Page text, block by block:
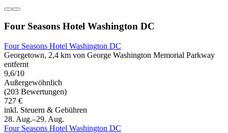
Four Seasons Hotel Washington DC
Four Seasons Hotel Washington DC
Georgetown, 2,4 km von George Washington Memorial Parkway
entfernt
9,6/10
Außergewöhnlich
(203 Bewertungen)
727 €
inkl. Steuern & Gebühren
28. Aug.–29. Aug.
Four Seasons Hotel Washington DC